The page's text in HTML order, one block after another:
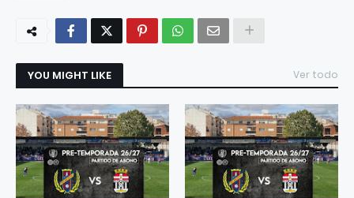
YOU MIGHT LIKE Ver todo